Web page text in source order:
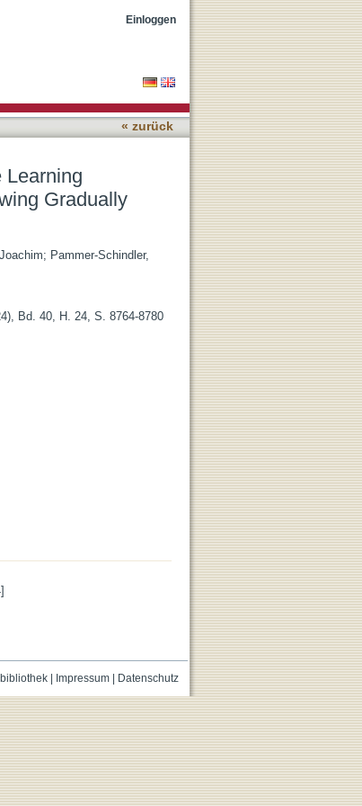
Controlled
Einloggen
« zurück
Learning
Gradually
; Pammer-Schindler,
Bd. 40, H. 24, S. 8764-8780
| Impressum| Datenschutz